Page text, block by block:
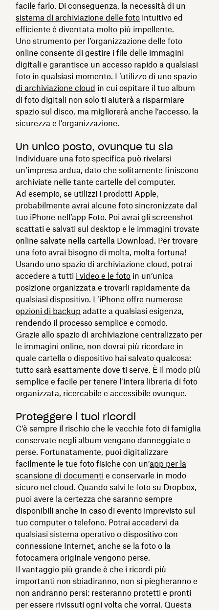
facile farlo. Di conseguenza, la necessità di un
sistema di archiviazione delle foto intuitivo ed
efficiente è diventata molto più impellente.
Uno strumento per l’organizzazione delle foto
online consente di gestire i file delle immagini
digitali e garantisce un accesso rapido a qualsiasi
foto in qualsiasi momento. L’utilizzo di uno spazio
di archiviazione cloud in cui ospitare il tuo album
di foto digitali non solo ti aiuterà a risparmiare
spazio sul disco, ma migliorerà anche l’accesso, la
sicurezza e l’organizzazione.
Un unico posto, ovunque tu sia
Individuare una foto specifica può rivelarsi
un’impresa ardua, dato che solitamente finiscono
archiviate nelle tante cartelle del computer.
Ad esempio, se utilizzi i prodotti Apple,
probabilmente avrai alcune foto sincronizzate dal
tuo iPhone nell’app Foto. Poi avrai gli screenshot
scattati e salvati sul desktop e le immagini trovate
online salvate nella cartella Download. Per trovare
una foto avrai bisogno di molta, molta fortuna!
Usando uno spazio di archiviazione cloud, potrai
accedere a tutti i video e le foto in un’unica
posizione organizzata e trovarli rapidamente da
qualsiasi dispositivo. L’iPhone offre numerose
opzioni di backup adatte a qualsiasi esigenza,
rendendo il processo semplice e comodo.
Grazie allo spazio di archiviazione centralizzato per
le immagini online, non dovrai più ricordare in
quale cartella o dispositivo hai salvato qualcosa:
tutto sarà esattamente dove ti serve. È il modo più
semplice e facile per tenere l’intera libreria di foto
organizzata, ricercabile e accessibile ovunque.
Proteggere i tuoi ricordi
C’è sempre il rischio che le vecchie foto di famiglia
conservate negli album vengano danneggiate o
perse. Fortunatamente, puoi digitalizzare
facilmente le tue foto fisiche con un’app per la
scansione di documenti e conservarle in modo
sicuro nel cloud. Quando salvi le foto su Dropbox,
puoi avere la certezza che saranno sempre
disponibili anche in caso di evento imprevisto sul
tuo computer o telefono. Potrai accedervi da
qualsiasi sistema operativo o dispositivo con
connessione Internet, anche se la foto o la
fotocamera originale vengono perse.
Il vantaggio più grande è che i ricordi più
importanti non sbiadiranno, non si piegheranno e
non andranno persi: resteranno protetti e pronti
per essere rivissuti ogni volta che vorrai. Questa